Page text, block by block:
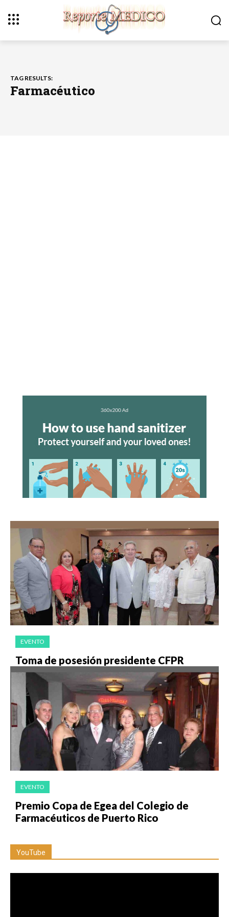
TAG RESULTS:
Farmacéutico
EVENTO
Toma de posesión presidente CFPR
EVENTO
Premio Copa de Egea del Colegio de
Farmacéuticos de Puerto Rico
YouTube